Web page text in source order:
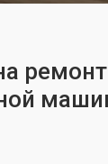
ремонт